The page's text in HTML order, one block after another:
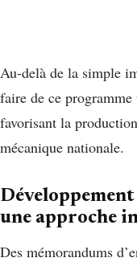
Au-delà de la simple
faire de ce
favorisant la
mécanique nationale.
une approche
Des mémorandums